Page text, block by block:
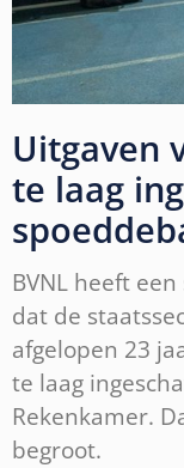
Uitgaven
te laag
BVNL heeft
dat de
afgelopen 23
te laag
Rekenkamer.
begroot.